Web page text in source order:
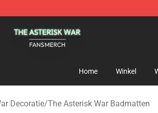
Home Winkel
Decoratie/The Asterisk War Badmatten